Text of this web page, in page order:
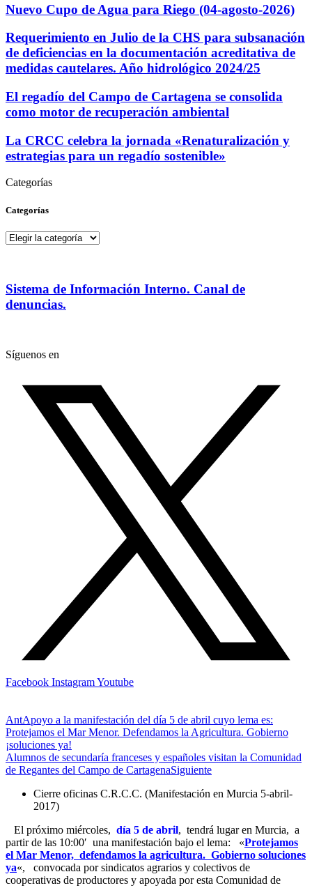
Nuevo Cupo de Agua para Riego (04-agosto-2026)
Requerimiento en Julio de la CHS para subsanación
de deficiencias en la documentación acreditativa de
medidas cautelares. Año hidrológico 2024/25
El regadío del Campo de Cartagena se consolida
como motor de recuperación ambiental
La CRCC celebra la jornada «Renaturalización y
estrategias para un regadío sostenible»
Categorías
Categorías
Categorías
Sistema de Información Interno. Canal de
denuncias.
Síguenos en
Facebook InstagramYoutube
AntApoyo a la manifestación del día 5 de abril cuyo lema es:
Protejamos el Mar Menor. Defendamos la Agricultura. Gobierno
¡soluciones ya!
Alumnos de secundaría franceses y españoles visitan la Comunidad
de Regantes del Campo de CartagenaSiguiente
Cierre oficinas C.R.C.C. (Manifestación en Murcia 5-abril-
2017)
El próximo miércoles, día 5 de abril, tendrá lugar en Murcia, a
partir de las 10:00′ una manifestación bajo el lema: «Protejamos
el Mar Menor, defendamos la agricultura. Gobierno soluciones
ya«, convocada por sindicatos agrarios y colectivos de
cooperativas de productores y apoyada por esta Comunidad de